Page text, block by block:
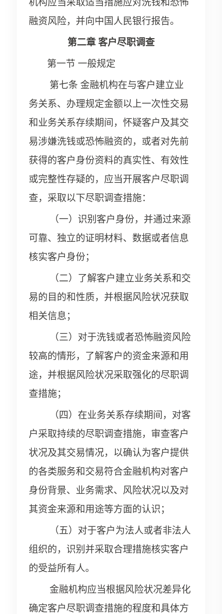
机构应当采取适当措施应对洗钱和恐怖
融资风险，并向中国人民银行报告。
第二章 客户尽职调查
第一节 一般规定
第七条 金融机构在与客户建立业
务关系、办理规定金额以上一次性交易
和业务关系存续期间，怀疑客户及其交
易涉嫌洗钱或恐怖融资的，或者对先前
获得的客户身份资料的真实性、有效性
或完整性存疑的，应当开展客户尽职调
查，采取以下尽职调查措施：
（一）识别客户身份，并通过来源
可靠、独立的证明材料、数据或者信息
核实客户身份；
（二）了解客户建立业务关系和交
易的目的和性质，并根据风险状况获取
相关信息；
（三）对于洗钱或者恐怖融资风险
较高的情形，了解客户的资金来源和用
途，并根据风险状况采取强化的尽职调
查措施；
（四）在业务关系存续期间，对客
户采取持续的尽职调查措施，审查客户
状况及其交易情况，以确认为客户提供
的各类服务和交易符合金融机构对客户
身份背景、业务需求、风险状况以及对
其资金来源和用途等方面的认识；
（五）对于客户为法人或者非法人
组织的，识别并采取合理措施核实客户
的受益所有人。
金融机构应当根据风险状况差异化
确定客户尽职调查措施的程度和具体方